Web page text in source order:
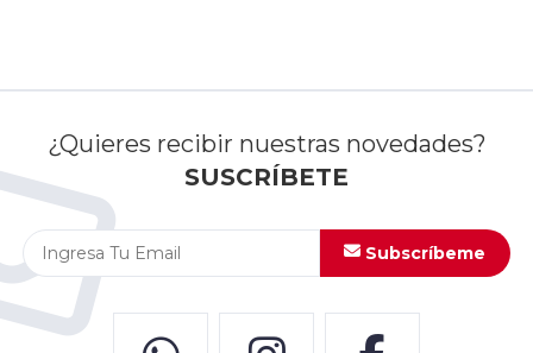
¿Quieres recibir nuestras novedades?
SUSCRÍBETE
Subscríbeme